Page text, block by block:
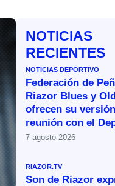
NOTICIAS
RECIENTES
NOTICIAS DEPORTIVO
Federación de
Riazor Blues y
ofrecen su
reunión con el
7 agosto 2026
RIAZOR.TV
Son de Riazor